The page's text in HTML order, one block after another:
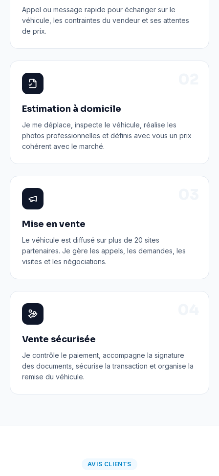
Appel ou message rapide pour échanger sur le
véhicule, les contraintes du vendeur et ses attentes
de prix.
Estimation à domicile
Je me déplace, inspecte le véhicule, réalise les
photos professionnelles et définis avec vous un prix
cohérent avec le marché.
Mise en vente
Le véhicule est diffusé sur plus de 20 sites
partenaires. Je gère les appels, les demandes, les
visites et les négociations.
Vente sécurisée
Je contrôle le paiement, accompagne la signature
des documents, sécurise la transaction et organise la
remise du véhicule.
AVIS CLIENTS